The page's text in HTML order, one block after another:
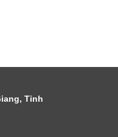
Tỉnh